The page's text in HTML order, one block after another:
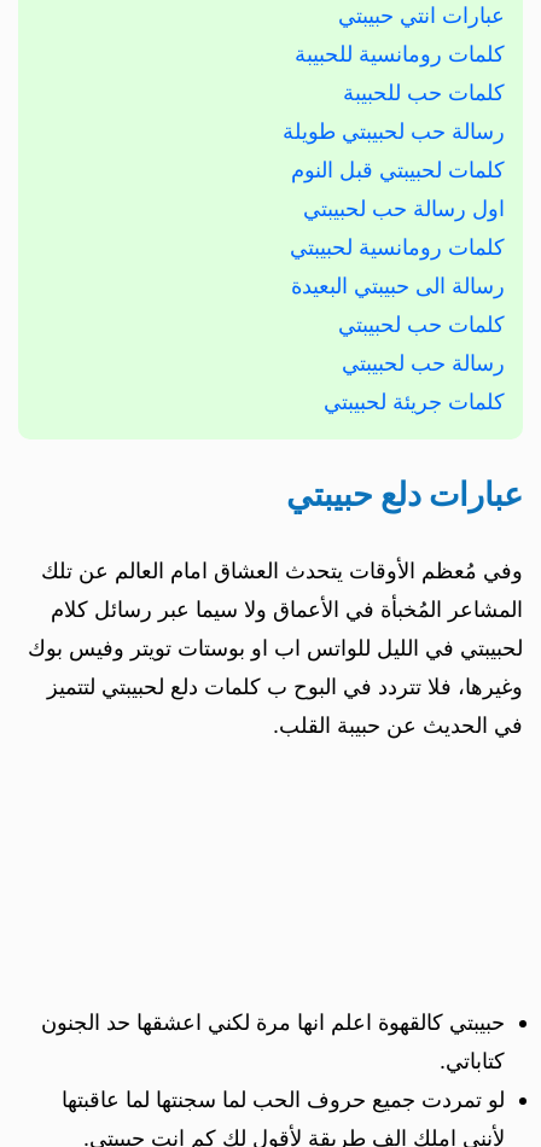
عبارات انتي حبيبتي
كلمات رومانسية للحبيبة
كلمات حب للحبيبة
رسالة حب لحبيبتي طويلة
كلمات لحبيبتي قبل النوم
اول رسالة حب لحبيبتي
كلمات رومانسية لحبيبتي
رسالة الى حبيبتي البعيدة
كلمات حب لحبيبتي
رسالة حب لحبيبتي
كلمات جريئة لحبيبتي
عبارات دلع حبيبتي
وفي مُعظم الأوقات يتحدث العشاق امام العالم عن تلك
المشاعر المُخبأة في الأعماق ولا سيما عبر رسائل كلام
لحبيبتي في الليل للواتس اب او بوستات تويتر وفيس بوك
وغيرها، فلا تتردد في البوح ب كلمات دلع لحبيبتي لتتميز
في الحديث عن حبيبة القلب.
حبيبتي كالقهوة اعلم انها مرة لكني اعشقها حد الجنون
كتاباتي.
لو تمردت جميع حروف الحب لما سجنتها لما عاقبتها
لأنني املك الف طريقة لأقول لك كم انت حبيبتي.